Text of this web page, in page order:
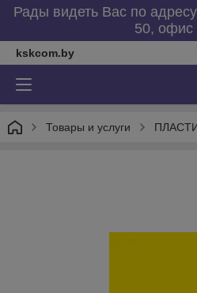
Рады видеть Вас по
50, офис
kskcom.by
Товары и услуги